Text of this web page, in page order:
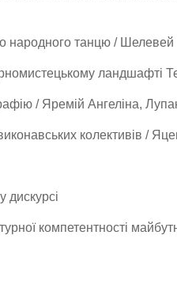
народного танцю /
ландшафті
/ Яремій Ангеліна,
колективів /
дискурсі
компетентності